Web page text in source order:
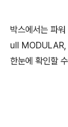
박스에서는 파
ull MODULAR,
한눈에 확인할